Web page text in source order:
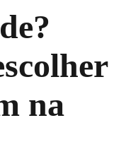
na